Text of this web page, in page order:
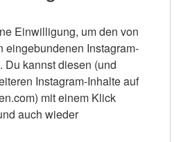
Einwilligung, um den von
eingebundenen Instagram-
Du kannst diesen (und
Instagram-Inhalte auf
mit einem Klick
auch wieder